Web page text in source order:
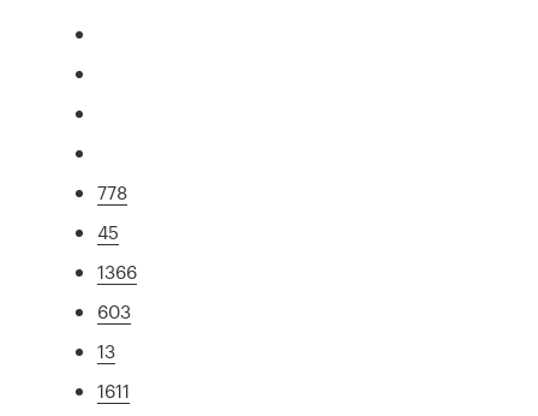
778
45
1366
603
13
1611